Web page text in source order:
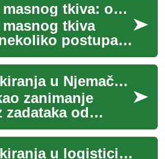
Uklanjanje masnog tkiva: opcije za trbuh i tijelo
tkiva
postupaka
tkiva na
Poslovi pakiranja u Njemačkoj: skladište i logistika
zanimanje
od
za
označavanja i
Poslovi pakiranja u logistici i radu u skladištima